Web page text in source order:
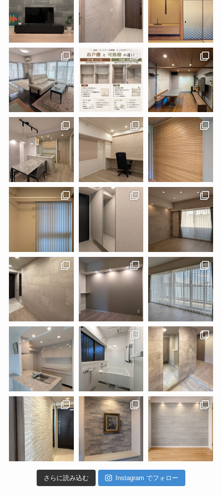
さらに読み込む Instagram でフォロー